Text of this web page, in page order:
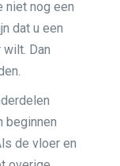
niet nog een
dat u een
Dan
beginnen
de vloer en